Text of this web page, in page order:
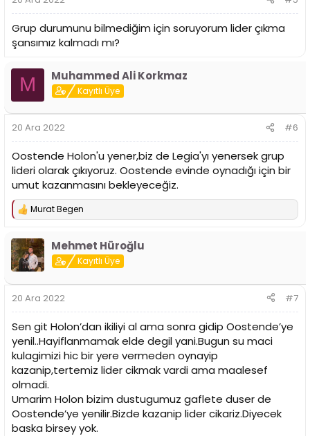
:
Grup durumunu bilmediğim için soruyorum lider çıkma
şansımız kalmadı mı?
M Muhammed Ali Korkmaz
Kayıtlı Üye
20 Ara 2022 #6
Oostende Holon'u yener,biz de Legia'yı yenersek grup
lideri olarak çıkıyoruz. Oostende evinde oynadığı için bir
umut kazanmasını bekleyeceğiz.
T
p
k
i
l
:
Murat Begen
Mehmet Hüroğlu
Kayıtlı Üye
20 Ara 2022 #7
Sen git Holon’dan ikiliyi al ama sonra gidip Oostende’ye
yenil..Hayiflanmamak elde degil yani.Bugun su maci
kulagimizi hic bir yere vermeden oynayip
kazanip,tertemiz lider cikmak vardi ama maalesef
olmadi.
Umarim Holon bizim dustugumuz gaflete duser de
Oostende’ye yenilir.Bizde kazanip lider cikariz.Diyecek
baska birsey yok.